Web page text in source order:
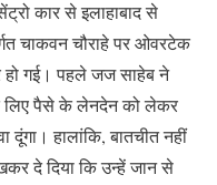
कार से इलाहाबाद से
चाकवन चौराहे पर ओवरटेक
गई। पहले जज साहेब ने
लिए पैसे के लेनदेन को लेकर
दूंगा। हालांकि, बातचीत नहीं
दे दिया कि उन्हें जान से